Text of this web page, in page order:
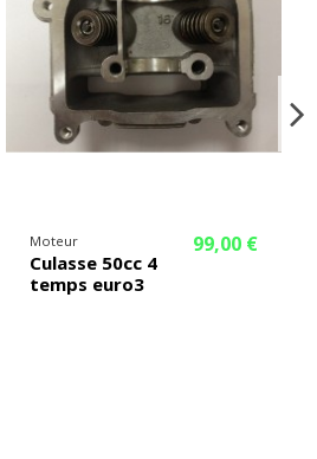
Moteur
Culasse 50cc 4
temps euro3
99,00 €